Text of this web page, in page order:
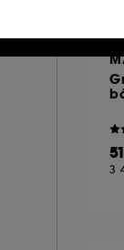
3
nebo zvolit